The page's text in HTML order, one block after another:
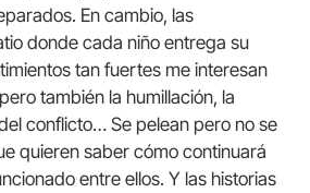
En cambio, las
donde cada niño entrega su
tan fuertes me interesan
también la humillación, la
conflicto… Se pelean pero no se
quieren saber cómo continuará
entre ellos. Y las historias